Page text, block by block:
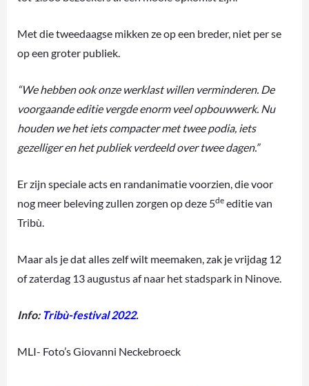
Met die tweedaagse mikken ze op een breder, niet per se
op een groter publiek.
“We hebben ook onze werklast willen verminderen. De
voorgaande editie vergde enorm veel opbouwwerk. Nu
houden we het iets compacter met twee podia, iets
gezelliger en het publiek verdeeld over twee dagen.”
Er zijn speciale acts en randanimatie voorzien, die voor
nog meer beleving zullen zorgen op deze 5de editie van
Tribù.
Maar als je dat alles zelf wilt meemaken, zak je vrijdag 12
of zaterdag 13 augustus af naar het stadspark in Ninove.
Info: Tribù-festival 2022.
MLI- Foto’s Giovanni Neckebroeck